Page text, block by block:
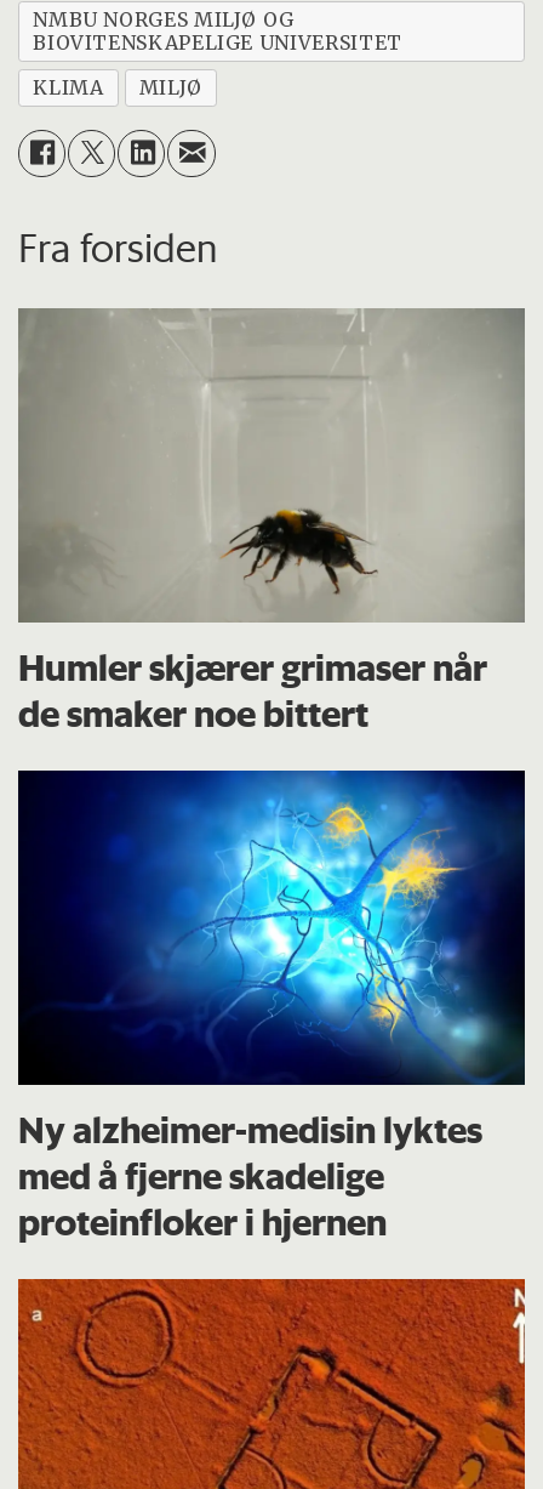
NMBU NORGES MILJØ OG
BIOVITENSKAPELIGE UNIVERSITET
KLIMA
MILJØ
Fra forsiden
Humler skjærer grimaser når
de smaker noe bittert
Ny alzheimer-medisin lyktes
med å fjerne skadelige
proteinfloker i hjernen